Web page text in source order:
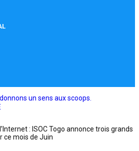
: ISOC Togo annonce trois grands
ce mois de Juin